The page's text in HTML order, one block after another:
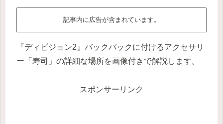
記事内に広告が含まれています。
『ディビジョン2』バックパックに付けるアクセサリ
ー「寿司」の詳細な場所を画像付きで解説します。
スポンサーリンク